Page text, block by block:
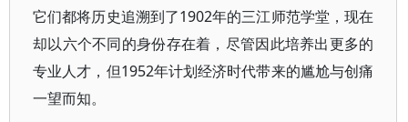
它们都将历史追溯到了1902年的三江师范学堂，现在
却以六个不同的身份存在着，尽管因此培养出更多的
专业人才，但1952年计划经济时代带来的尴尬与创痛
一望而知。